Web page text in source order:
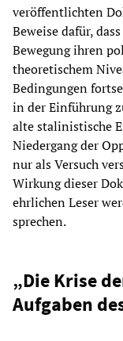
veröffentlichten
Beweise dafür,
Bewegung ihren
theoretischem
Bedingungen
in der Einführung
alte stalinistische
Niedergang der
nur als Versuch
Wirkung dieser
ehrlichen Leser
sprechen.
„Die Krise
Aufgaben